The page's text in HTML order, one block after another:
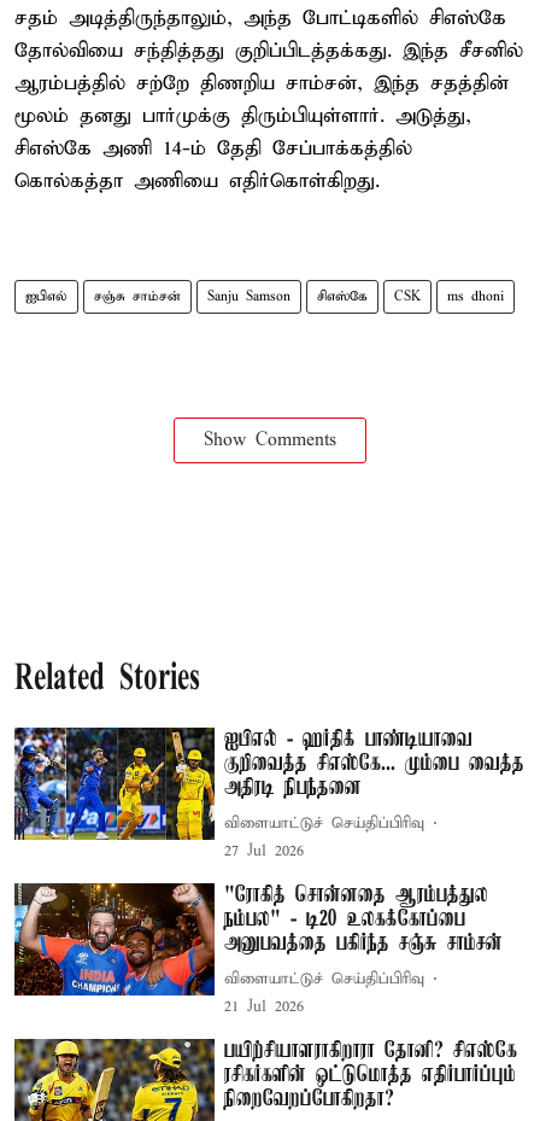
சதம் அடித்திருந்தாலும், அந்த போட்டிகளில் சிஎஸ்கே
தோல்வியை சந்தித்தது குறிப்பிடத்தக்கது. இந்த சீசனில்
ஆரம்பத்தில் சற்றே திணறிய சாம்சன், இந்த சதத்தின்
மூலம் தனது பார்முக்கு திரும்பியுள்ளார். அடுத்து,
சிஎஸ்கே அணி 14-ம் தேதி சேப்பாக்கத்தில்
கொல்கத்தா அணியை எதிர்கொள்கிறது.
ஐபிஎல் சஞ்சு சாம்சன் Sanju Samson சிஎஸ்கே CSK ms dhoni
Show Comments
Related Stories
ஐபிஎல் - ஹர்திக் பாண்டியாவை
குறிவைத்த சிஎஸ்கே... மும்பை வைத்த
அதிரடி நிபந்தனை
விளையாட்டுச் செய்திப்பிரிவு
27 Jul 2026
"ரோகித் சொன்னதை ஆரம்பத்துல
நம்பல" - டி20 உலகக்கோப்பை
அனுபவத்தை பகிர்ந்த சஞ்சு சாம்சன்
விளையாட்டுச் செய்திப்பிரிவு
21 Jul 2026
பயிற்சியாளராகிறாரா தோனி? சிஎஸ்கே
ரசிகர்களின் ஒட்டுமொத்த எதிர்பார்ப்பும்
நிறைவேறப்போகிறதா?